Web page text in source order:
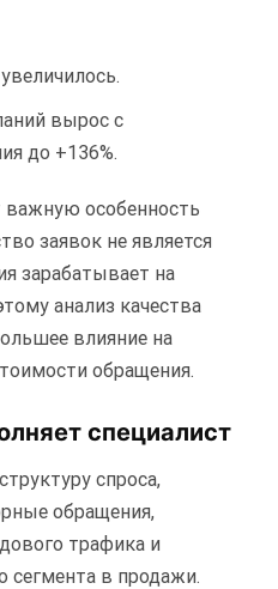
вырос с
до +136%.
особенность
заявок не является
зарабатывает на
анализ качества
влияние на
обращения.
специалист
спроса,
обращения,
трафика и
сегмента в продажи.